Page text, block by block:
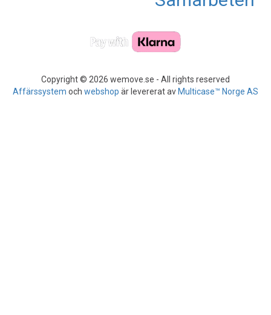
Copyright © 2026 wemove.se - All rights reserved
Affärssystem och webshop är levererat av Multicase™ Norge AS